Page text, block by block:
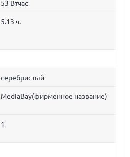
53 Втчас
5.13 ч.
серебристый
MediaBay(фирменное название)
1